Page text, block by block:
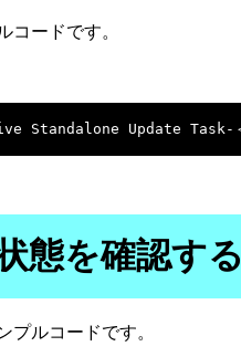
コードです。
態を確認する
プルコードです。